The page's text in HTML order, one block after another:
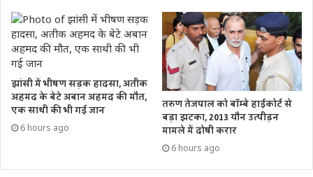
झांसी में भीषण सड़क हादसा, अतीक
अहमद के बेटे अबान अहमद की मौत,
एक साथी की भी गई जान
6 hours ago
तरुण तेजपाल को बॉम्बे हाईकोर्ट से
बड़ा झटका, 2013 यौन उत्पीड़न
मामले में दोषी करार
6 hours ago